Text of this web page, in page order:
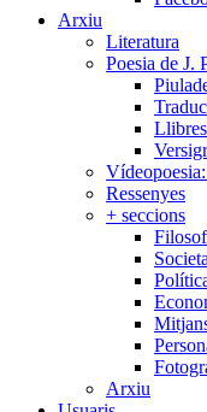
Arxiu
Literatura
Poesia de J.
Ressenyes
+ seccions
Arxiu